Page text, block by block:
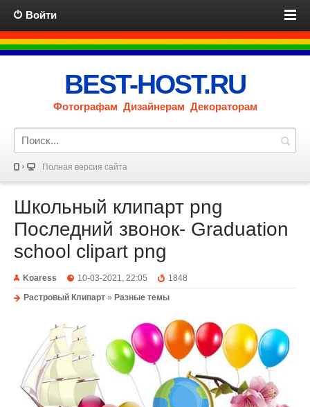
Войти
BEST-HOST.RU
Фотографам Дизайнерам Декораторам
Полная версия сайта
Школьный клипарт png
Последний звонок- Graduation
school clipart png
Koaress 10-03-2021, 22:05
1848
Растровый Клипарт » Разные темы